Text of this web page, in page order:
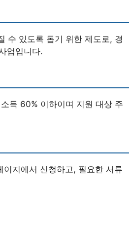
수 있도록 돕기 위한 제도로, 경
업입니다.
득 60% 이하이며 지원 대상 주
지에서 신청하고, 필요한 서류